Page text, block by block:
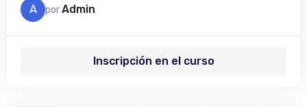
A porAdmin
Inscripción en el curso